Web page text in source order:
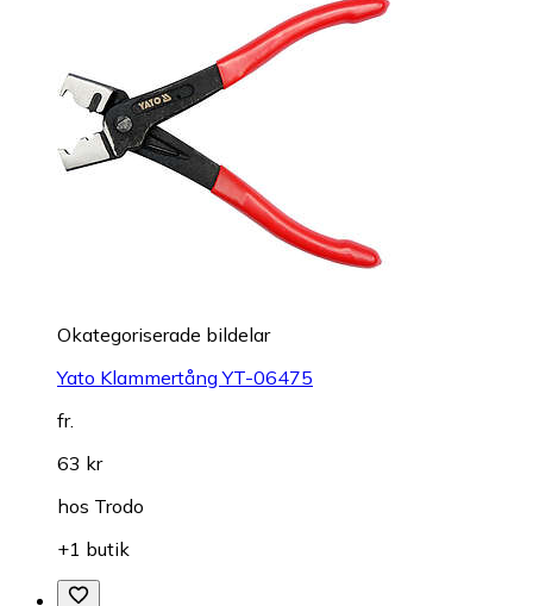
Okategoriserade bildelar
Yato Klammertång YT-06475
fr.
63 kr
hos Trodo
+1 butik